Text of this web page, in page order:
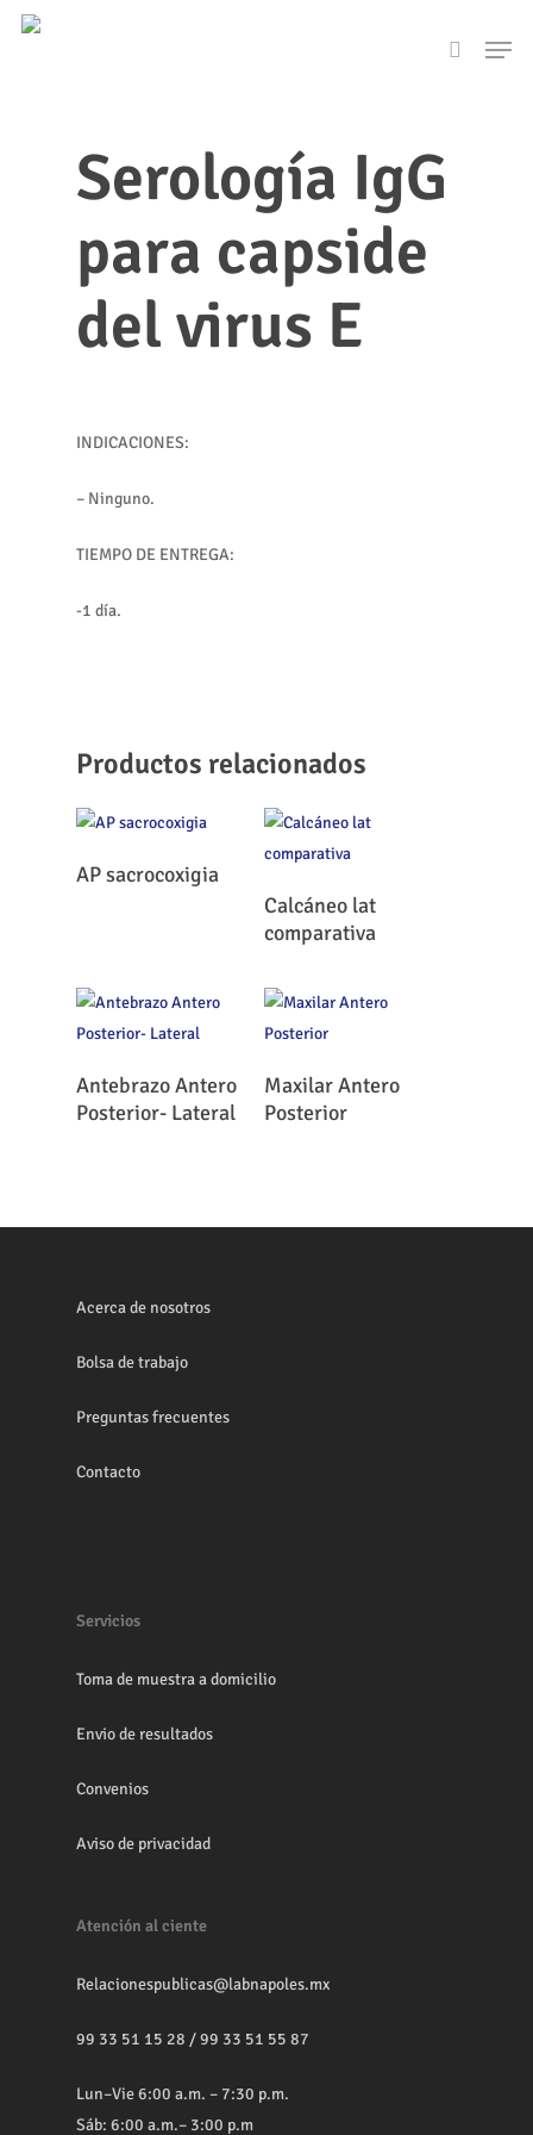
Skip
search
Serología IgG
para capside
del virus E
INDICACIONES:
– Ninguno.
TIEMPO DE ENTREGA:
-1 día.
Productos relacionados
Leer Más
AP sacrocoxigia
Leer Más
Calcáneo lat
comparativa
Leer Más
Antebrazo Antero
Posterior- Lateral
Leer Más
Maxilar Antero
Posterior
Acerca de nosotros
Bolsa de trabajo
Preguntas frecuentes
Contacto
Servicios
Toma de muestra a domicilio
Envio de resultados
Convenios
Aviso de privacidad
Atención al ciente
Relacionespublicas@labnapoles.mx
99 33 51 15 28 /99 33 51 55 87
Lun–Vie 6:00 a.m. – 7:30 p.m.
Sáb: 6:00 a.m.– 3:00 p.m